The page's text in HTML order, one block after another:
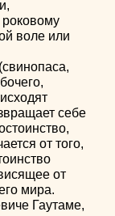
воле или
себе
от того,
от
мира.
Гаутаме,